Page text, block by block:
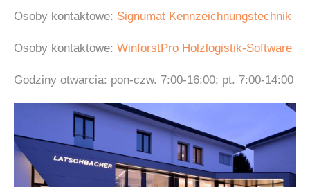
Osoby kontaktowe: Signumat Kennzeichnungstechnik
Osoby kontaktowe: WinforstPro Holzlogistik-Software
Godziny otwarcia: pon-czw. 7:00-16:00; pt. 7:00-14:00